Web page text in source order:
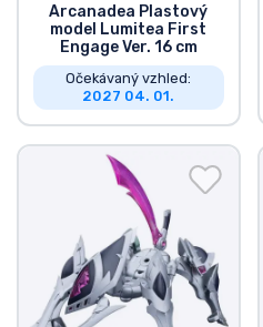
Arcanadea Plastový
model Lumitea First
Engage Ver. 16 cm
Očekávaný vzhled:
2027 04. 01.